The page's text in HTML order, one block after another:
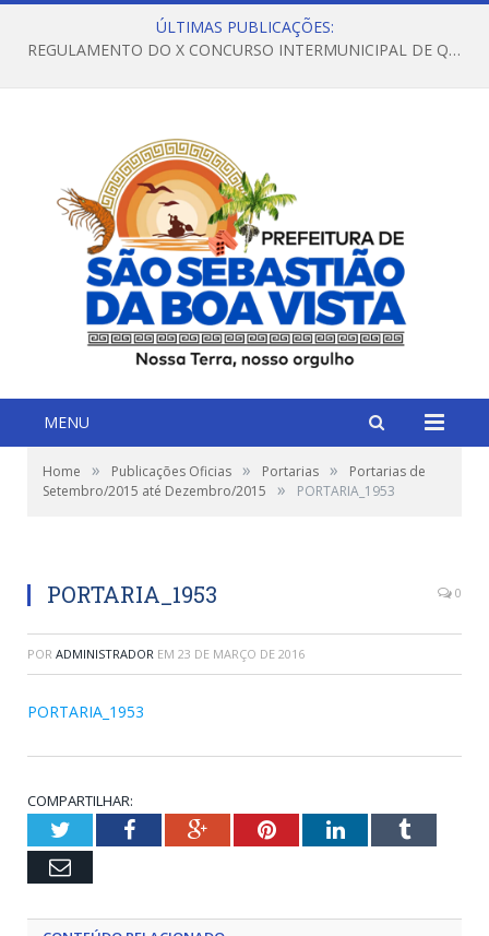
ÚLTIMAS PUBLICAÇÕES:
REGULAMENTO DO X CONCURSO INTERMUNICIPAL DE QUADRILHAS JUNINAS – 2026 – ARRAIÁ DA VENEZA
MENU
Home » Publicações Oficias » Portarias »
Portarias de
Setembro/2015 até Dezembro/2015
» PORTARIA_1953
PORTARIA_1953 0
POR ADMINISTRADOR EM 23 DE MARÇO DE 2016
PORTARIA_1953
COMPARTILHAR:
TwitterFacebookGoogle+PinterestLinkedInTumblr
Email